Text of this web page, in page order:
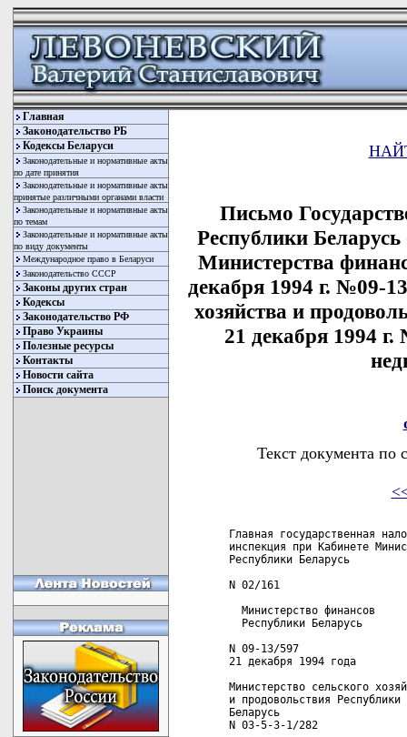
Главная
Законодательство РБ
Кодексы Беларуси
Законодательные и нормативные акты
по дате принятия
Законодательные и нормативные акты
принятые различными органами власти
Законодательные и нормативные акты
по темам
Законодательные и нормативные акты
по виду документы
Международное право в Беларуси
Законодательство СССР
Законы других стран
Кодексы
Законодательство РФ
Право Украины
Полезные ресурсы
Контакты
Новости сайта
Поиск документа
Письмо
Республики
Министерства
декабря 1994 г. №09-
хозяйства и
21 декабря 1994
Текст документа по
Главная государственная
инспекция при Кабинете
Республики Беларусь
N 02/161
  Министерство финансов
  Республики Беларусь
N 09-13/597
21 декабря 1994 года
Министерство сельского
и продовольствия Республики
Беларусь
N 03-5-3-1/282